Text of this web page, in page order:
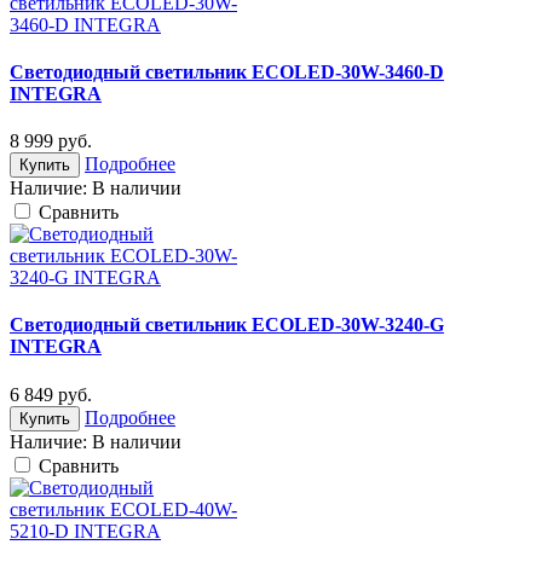
Светодиодный светильник ECOLED-30W-3460-D
INTEGRA
8 999 руб.
Купить
Подробнее
Наличие: В наличии
Cравнить
Светодиодный светильник ECOLED-30W-3240-G
INTEGRA
6 849 руб.
Купить
Подробнее
Наличие: В наличии
Cравнить